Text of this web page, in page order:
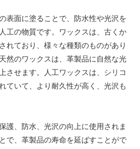
表面に塗ることで、防水性や光沢を
工の物質です。ワックスは、古くか
れており、様々な種類のものがあり
然のワックスは、革製品に自然な光
させます。人工ワックスは、シリコ
ていて、より耐久性が高く、光沢も
護、防水、光沢の向上に使用されま
で、革製品の寿命を延ばすことがで